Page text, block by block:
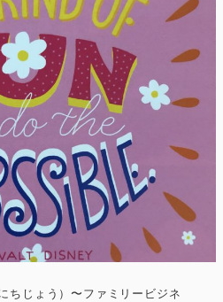
ちじょう）〜ファミリービジネ